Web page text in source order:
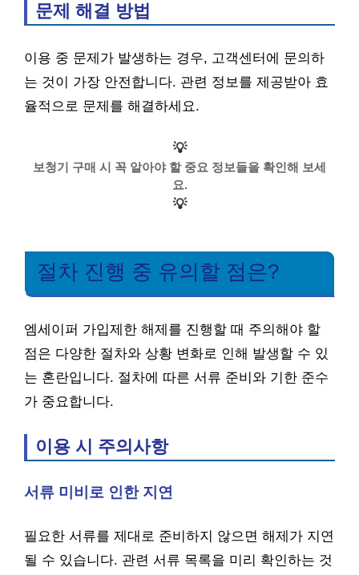
문제 해결 방법
이용 중 문제가 발생하는 경우, 고객센터에 문의하
는 것이 가장 안전합니다. 관련 정보를 제공받아 효
율적으로 문제를 해결하세요.
💡
보청기 구매 시 꼭 알아야 할 중요 정보들을 확인해 보세
요.
💡
절차 진행 중 유의할 점은?
엠세이퍼 가입제한 해제를 진행할 때 주의해야 할
점은 다양한 절차와 상황 변화로 인해 발생할 수 있
는 혼란입니다. 절차에 따른 서류 준비와 기한 준수
가 중요합니다.
이용 시 주의사항
서류 미비로 인한 지연
필요한 서류를 제대로 준비하지 않으면 해제가 지연
될 수 있습니다. 관련 서류 목록을 미리 확인하는 것